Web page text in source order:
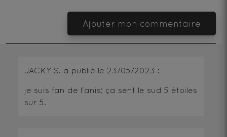
Ajouter mon commentaire
JACKY S. a publié le 23/05/2023 :
je suis fan de l'anis; ça sent le sud5 étoiles
sur 5.